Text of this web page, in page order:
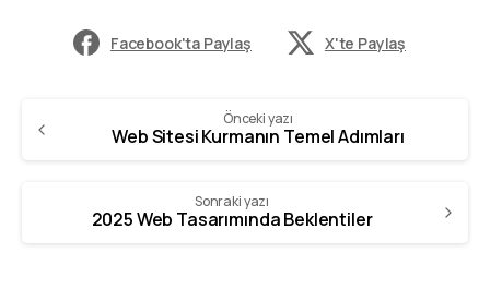
Facebook'ta Paylaş X'te Paylaş
Önceki yazı
Web Sitesi Kurmanın Temel Adımları
Sonraki yazı
2025 Web Tasarımında Beklentiler